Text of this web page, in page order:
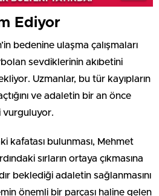
Ediyor
bedenine ulaşma çalışmaları
sevdiklerinin akıbetini
Uzmanlar, bu tür kayıpların
ve adaletin bir an önce
vurguluyor.
kafatası bulunması, Mehmet
sırların ortaya çıkmasına
beklediği adaletin sağlanmasını
önemli bir parçası haline gelen